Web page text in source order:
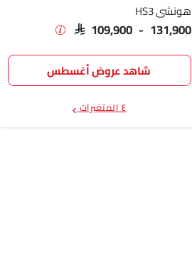
هونشي HS3
SAR 109,900 - 131,900
شاهد عروض أغسطس
٤ المتغيرات